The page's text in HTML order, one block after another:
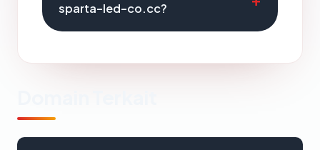
sparta-led-co.cc?